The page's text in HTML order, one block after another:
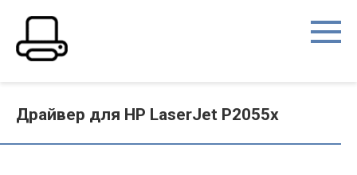
контенту
Драйвер для HP LaserJet P2055x